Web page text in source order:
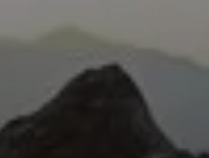
© DAV / Marisa Koch